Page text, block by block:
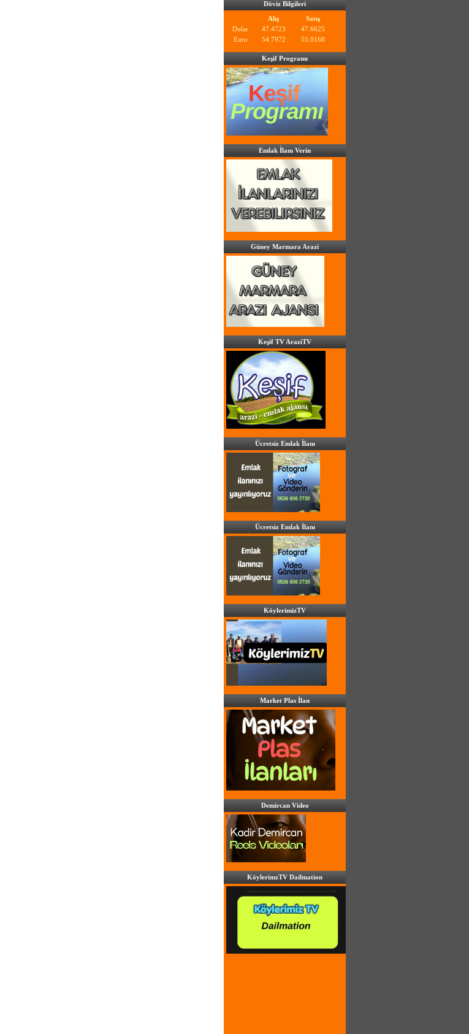
Döviz Bilgileri
Alış
Satış
Dolar
47.4723
47.6625
Euro
54.7972 55.0168
Keşif Programı
Emlak İlanı Verin
Güney Marmara Arazi
Keşif TV AraziTV
Ücretsiz Emlak İlanı
Ücretsiz Emlak İlanı
KöylerimizTV
Market Plas İlan
Demircan Video
KöylerimzTV Dailmation